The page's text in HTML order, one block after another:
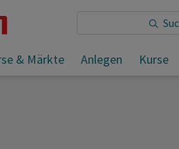
& Märkte Anlegen Kurse